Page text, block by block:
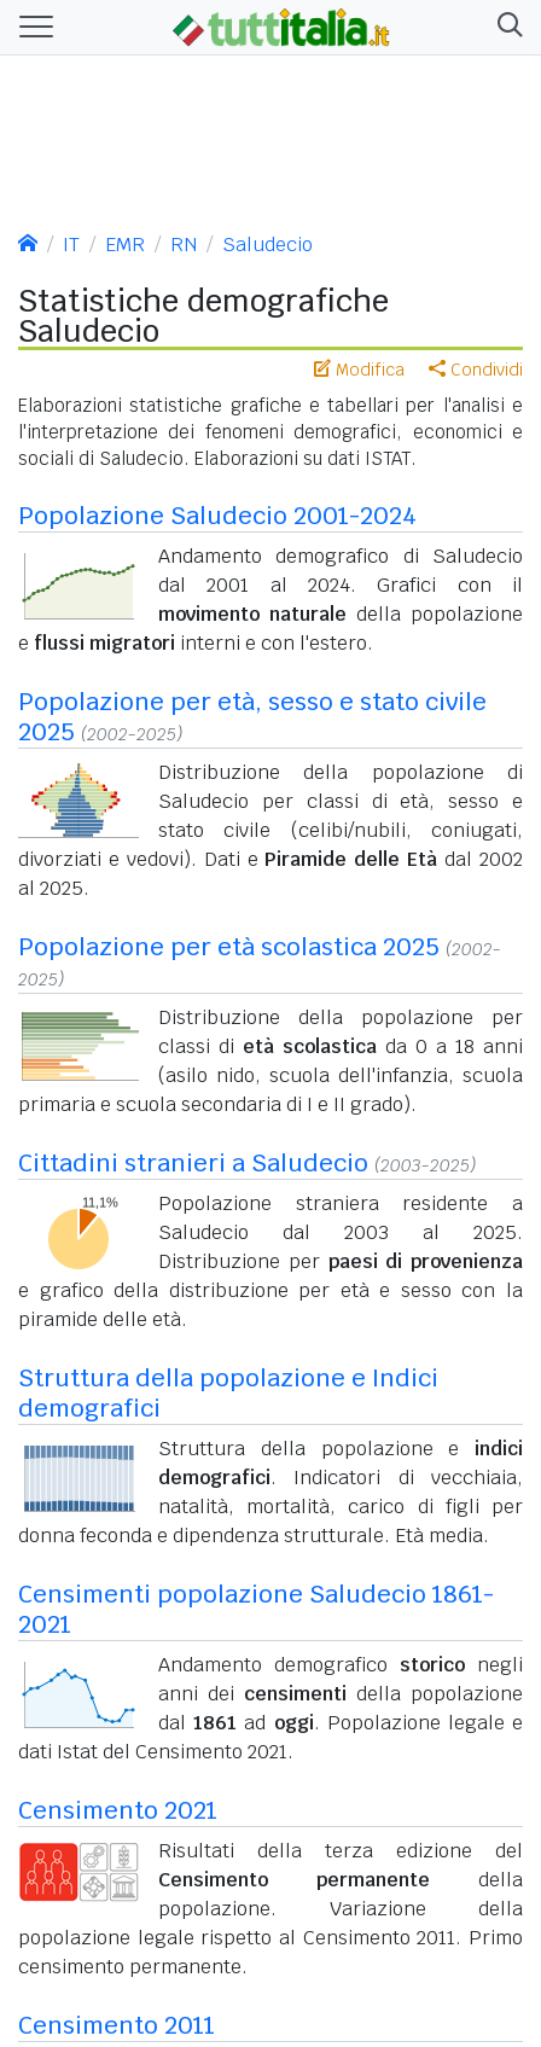
IT EMR RN Saludecio
Statistiche demografiche
Saludecio
Modifica Condividi
Elaborazioni statistiche grafiche e tabellari per l'analisi e
l'interpretazione dei fenomeni demografici, economici e
sociali di Saludecio. Elaborazioni su dati ISTAT.
Popolazione Saludecio 2001-2024
Andamento demografico di Saludecio
dal 2001 al 2024. Grafici con il
movimento naturale della popolazione
e flussi migratori interni e con l'estero.
Popolazione per età, sesso e stato civile
2025 (2002-2025)
Distribuzione della popolazione di
Saludecio per classi di età, sesso e
stato civile (celibi/nubili, coniugati,
divorziati e vedovi). Dati e Piramide delle Età dal 2002
al 2025.
Popolazione per età scolastica 2025 (2002-
2025)
Distribuzione della popolazione per
classi di età scolastica da 0 a 18 anni
(asilo nido, scuola dell'infanzia, scuola
primaria e scuola secondaria di I e II grado).
Cittadini stranieri a Saludecio (2003-2025)
Popolazione straniera residente a
Saludecio dal 2003 al 2025.
Distribuzione per paesi di provenienza
e grafico della distribuzione per età e sesso con la
piramide delle età.
Struttura della popolazione e Indici
demografici
Struttura della popolazione e indici
demografici. Indicatori di vecchiaia,
natalità, mortalità, carico di figli per
donna feconda e dipendenza strutturale. Età media.
Censimenti popolazione Saludecio 1861-
2021
Andamento demografico storico negli
anni dei censimenti della popolazione
dal1861 ad oggi. Popolazione legale e
dati Istat del Censimento 2021.
Censimento 2021
Risultati della terza edizione del
Censimento permanente della
popolazione. Variazione della
popolazione legale rispetto al Censimento 2011. Primo
censimento permanente.
Censimento 2011